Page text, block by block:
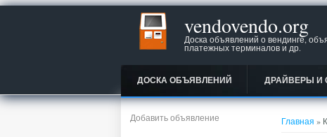
vendovendo.org
Доска объявлений о вендинге,
платежных терминалов и др.
ДОСКА ОБЪЯВЛЕНИЙ ДРАЙВЕРЫ И
Вы
Главная »
Добавить объявление